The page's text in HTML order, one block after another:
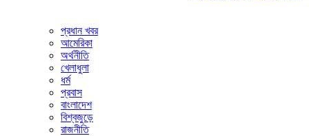
প্রধান খবর
আমেরিকা
অর্থনীতি
খেলাধুলা
ধর্ম
প্রবাস
বাংলাদেশ
বিশ্বজুড়ে
রাজনীতি